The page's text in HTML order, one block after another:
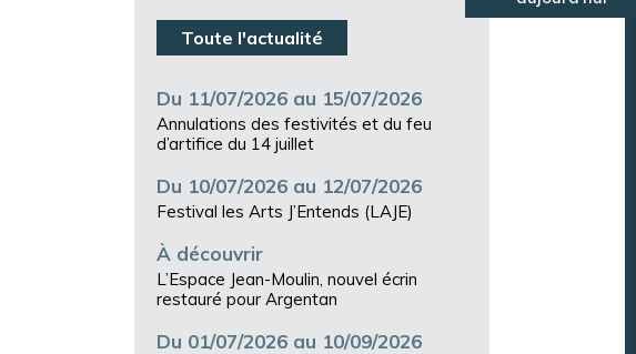
Toute l'actualité
Du 11/07/2026 au 15/07/2026
Annulations des festivités et du feu
d’artifice du 14 juillet
Du 10/07/2026 au 12/07/2026
Festival les Arts J’Entends (LAJE)
À découvrir
L’Espace Jean-Moulin, nouvel écrin
restauré pour Argentan
Du 01/07/2026 au 10/09/2026